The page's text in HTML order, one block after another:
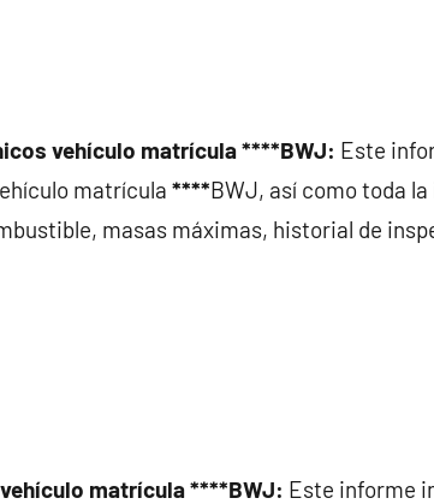
vehículo matrícula ****BWJ: Este
matrícula ****BWJ, así como toda
masas máximas, historial de
matrícula ****BWJ: Este informe